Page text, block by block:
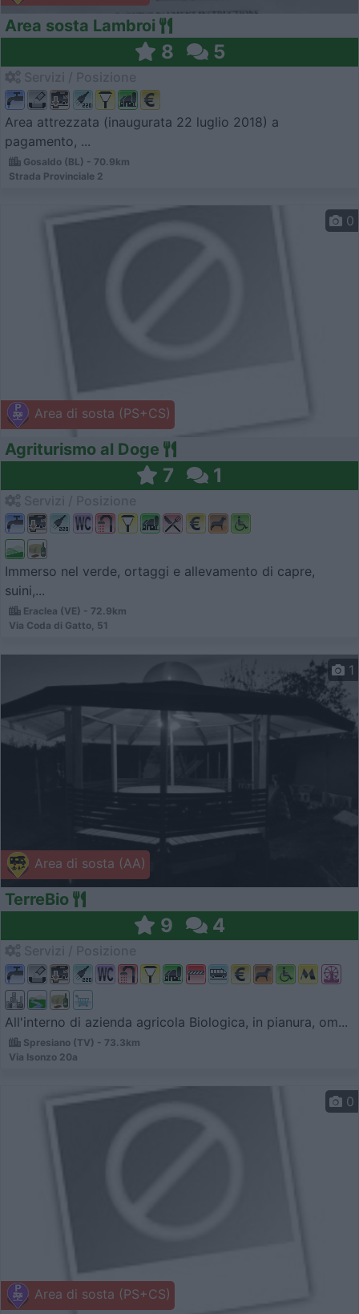
Area sosta Lambroi
8 5
Area attrezzata (inaugurata 22 luglio 2018) a
pagamento, ...
Gosaldo (BL) - 70.9km
Strada Provinciale 2
Area di sosta (PS+CS)
0
Agriturismo al Doge
7 1
Immerso nel verde, ortaggi e allevamento di capre,
suini,...
Eraclea (VE) - 72.9km
Via Coda di Gatto, 51
Area di sosta (AA)
1
TerreBio
9 4
All'interno di azienda agricola Biologica, in pianura, om...
Spresiano (TV) - 73.3km
Via Isonzo 20a
Area di sosta (PS+CS)
0